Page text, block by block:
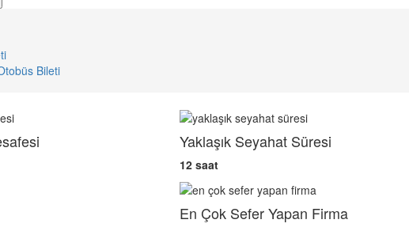
Bileti
Yaklaşık Seyahat Süresi
12 saat
En Çok Sefer Yapan Firma